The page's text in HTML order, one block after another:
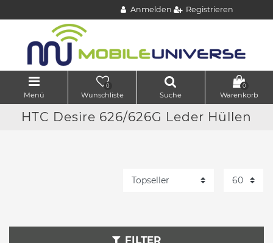
Anmelden Registrieren
Menü
0
Wunschliste Suche
0
Warenkorb
HTC Desire 626/626G Leder Hüllen
FILTER